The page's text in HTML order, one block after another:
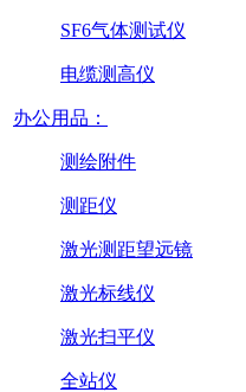
SF6气体测试仪
电缆测高仪
办公用品：
测绘附件
测距仪
激光测距望远镜
激光标线仪
激光扫平仪
全站仪